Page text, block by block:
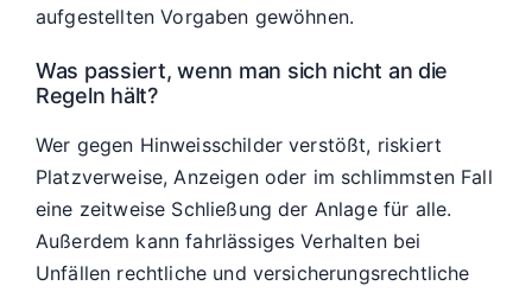
aufgestellten Vorgaben gewöhnen.
Was passiert, wenn man sich nicht an die
Regeln hält?
Wer gegen Hinweisschilder verstößt, riskiert
Platzverweise, Anzeigen oder im schlimmsten Fall
eine zeitweise Schließung der Anlage für alle.
Außerdem kann fahrlässiges Verhalten bei
Unfällen rechtliche und versicherungsrechtliche